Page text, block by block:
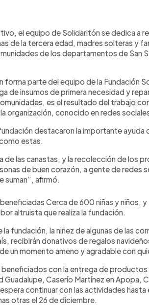
el equipo de Solidaritón se dedica a
de la tercera edad, madres solteras y
de los departamentos de San
forma parte del equipo de la Fundación
de insumos de primera necesidad y
es el resultado del trabajo
organización, conocido en redes
destacaron la importante ayuda
estas.
de las canastas, y la recolección de los
de buen corazón, a gente de redes
suman”, afirmó.
Cerca de 600 niñas y niños,
altruista que realiza la fundación.
fundación, la niñez de algunas de las
recibirán donativos de regalos
un momento ameno y agradable con
beneficiados con la entrega de productos
Caserío Martínez en Apopa,
continuar con las actividades hasta
otras el 26 de diciembre.